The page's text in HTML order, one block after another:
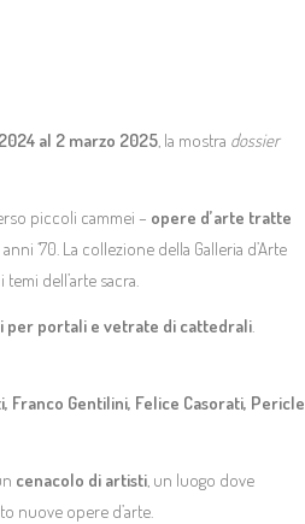
al 2 marzo 2025, la mostra dossier
piccoli cammei – opere d’arte tratte
‘70. La collezione della Galleria d’Arte
dell’arte sacra.
per portali e vetrate di cattedrali.
Franco Gentilini, Felice Casorati, Pericle
cenacolo di artisti, un luogo dove
nuove opere d’arte.